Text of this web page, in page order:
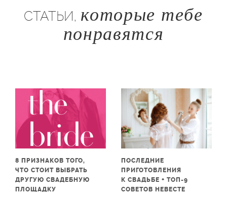
СТАТЬИ, которые тебе
понравятся
8 ПРИЗНАКОВ ТОГО,
ЧТО СТОИТ ВЫБРАТЬ
ДРУГУЮ СВАДЕБНУЮ
ПЛОЩАДКУ
ПОСЛЕДНИЕ
ПРИГОТОВЛЕНИЯ
К СВАДЬБЕ + ТОП-9
СОВЕТОВ НЕВЕСТЕ